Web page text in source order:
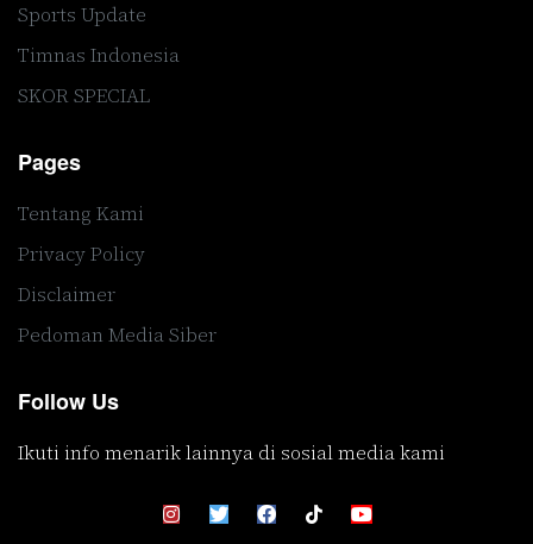
Sports Update
Timnas Indonesia
SKOR SPECIAL
Pages
Tentang Kami
Privacy Policy
Disclaimer
Pedoman Media Siber
Follow Us
Ikuti info menarik lainnya di sosial media kami